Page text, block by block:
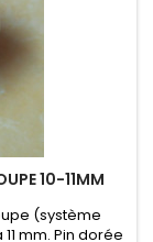
10-11MM
(système
mm. Pin dorée